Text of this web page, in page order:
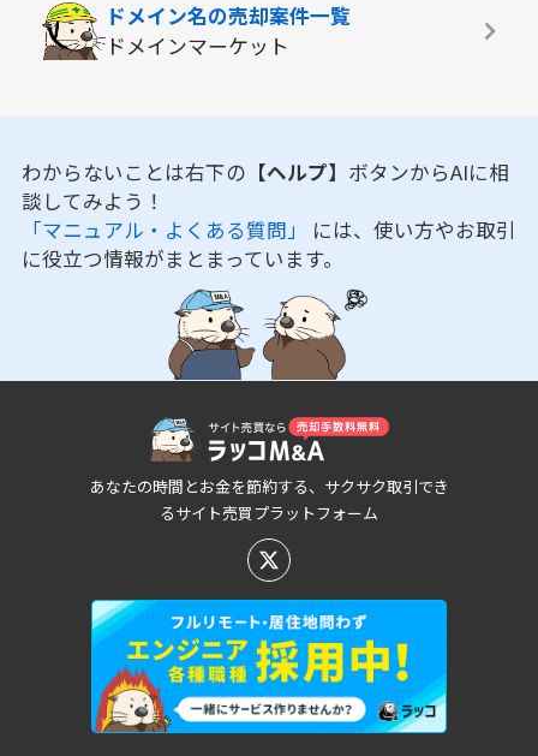
ドメイン名の売却案件一覧
ドメインマーケット
わからないことは右下の 【ヘルプ】 ボタンからAIに相
談してみよう！
「マニュアル・よくある質問」 には、使い方やお取引
に役立つ情報がまとまっています。
あなたの時間とお金を節約する、サクサク取引でき
るサイト売買プラットフォーム